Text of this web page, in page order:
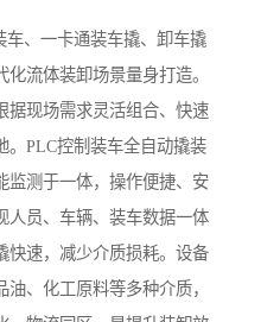
车、一卡通装车撬、卸车撬
流体装卸场景量身打造。
据现场需求灵活组合、快速
。PLC控制装车全自动撬装
监测于一体，操作便捷、安
人员、车辆、装车数据一体
快速，减少介质损耗。设备
、化工原料等多种介质，